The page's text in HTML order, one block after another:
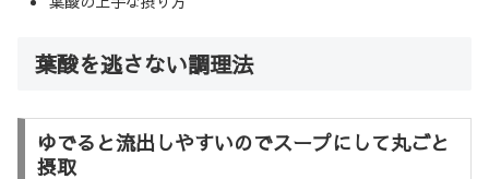
葉酸を逃さない調理法
ゆでると流出しやすいのでスープにして丸ごと
摂取